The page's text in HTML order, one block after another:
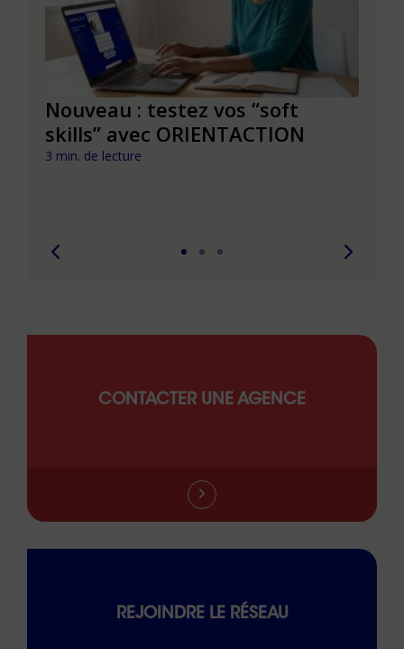
Nouveau : testez vos “soft
skills” avec ORIENTACTION
3 min. de lecture
CONTACTER UNE AGENCE
REJOINDRE LE RÉSEAU